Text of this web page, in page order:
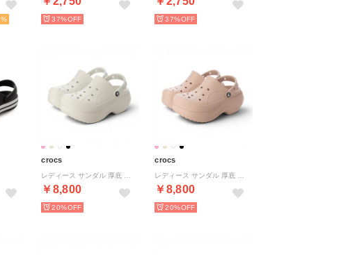
37% 37%
crocs
￥8,800
20%
crocs
￥8,800
20%